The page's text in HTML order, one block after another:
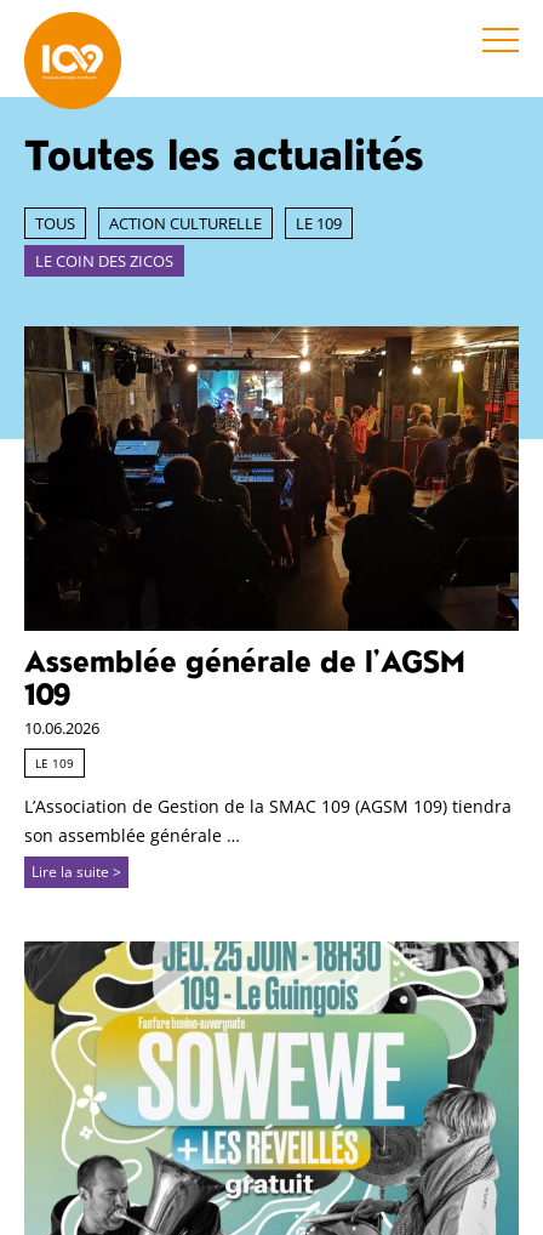
Toutes les actualités
TOUS ACTION CULTURELLE
LE 109
LE COIN DES ZICOS
Assemblée générale de l’AGSM
109
10.06.2026
LE 109
L’Association de Gestion de la SMAC 109 (AGSM 109) tiendra
son assemblée générale …
Lire la suite >